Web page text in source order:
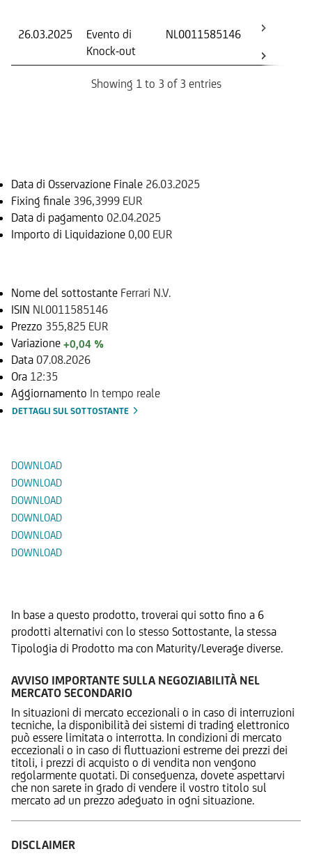
26.03.2025
Evento di
Knock-out
NL0011585146
Showing 1 to 3 of 3 entries
Data di Osservazione Finale 26.03.2025
Fixing finale 396,3999 EUR
Data di pagamento 02.04.2025
Importo di Liquidazione 0,00 EUR
Nome del sottostante Ferrari N.V.
ISIN NL0011585146
Prezzo 355,825 EUR
Variazione +0,04 %
Data 07.08.2026
Ora 12:35
Aggiornamento In tempo reale
DETTAGLI SUL SOTTOSTANTE
DOWNLOAD
DOWNLOAD
DOWNLOAD
DOWNLOAD
DOWNLOAD
DOWNLOAD
In base a questo prodotto, troverai qui sotto fino a 6
prodotti alternativi con lo stesso Sottostante, la stessa
Tipologia di Prodotto ma con Maturity/Leverage diverse.
AVVISO IMPORTANTE SULLA NEGOZIABILITÀ NEL
MERCATO SECONDARIO
In situazioni di mercato eccezionali o in caso di interruzioni
tecniche, la disponibilità dei sistemi di trading elettronico
può essere limitata o interrotta. In condizioni di mercato
eccezionali o in caso di fluttuazioni estreme dei prezzi dei
titoli, i prezzi di acquisto o di vendita non vengono
regolarmente quotati. Di conseguenza, dovete aspettarvi
che non sarete in grado di vendere il vostro titolo sul
mercato ad un prezzo adeguato in ogni situazione.
DISCLAIMER